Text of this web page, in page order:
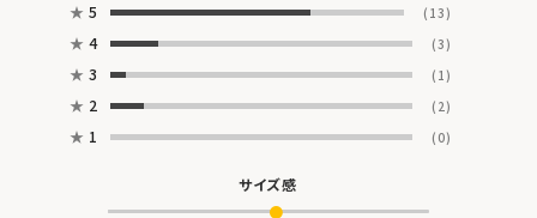
★ 5 (13)
★ 4 (3)
★ 3 (1)
★ 2 (2)
★ 1 (0)
サイズ感